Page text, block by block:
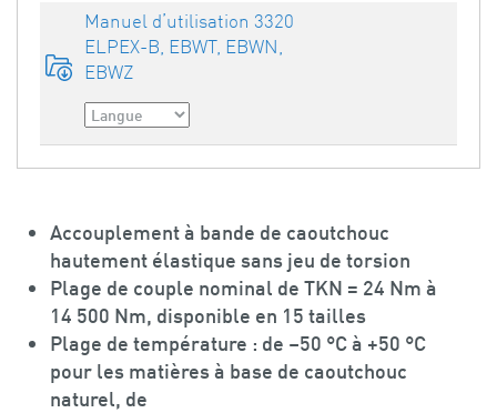
Manuel d’utilisation 3320
ELPEX-B, EBWT, EBWN,
EBWZ
Accouplement à bande de caoutchouc
hautement élastique sans jeu de torsion
Plage de couple nominal de TKN = 24 Nm à
14 500 Nm, disponible en 15 tailles
Plage de température : de –50 °C à +50 °C
pour les matières à base de caoutchouc
naturel, de